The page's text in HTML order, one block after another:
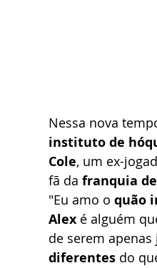
Nessa nova
instituto de
Cole, um ex-
fã da franquia
"Eu amo o quão
Alex é alguém
de serem
diferentes do